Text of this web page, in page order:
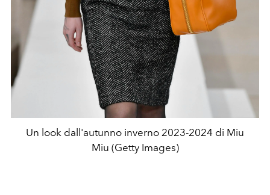
Un look dall'autunno inverno 2023-2024 di Miu
Miu (Getty Images)